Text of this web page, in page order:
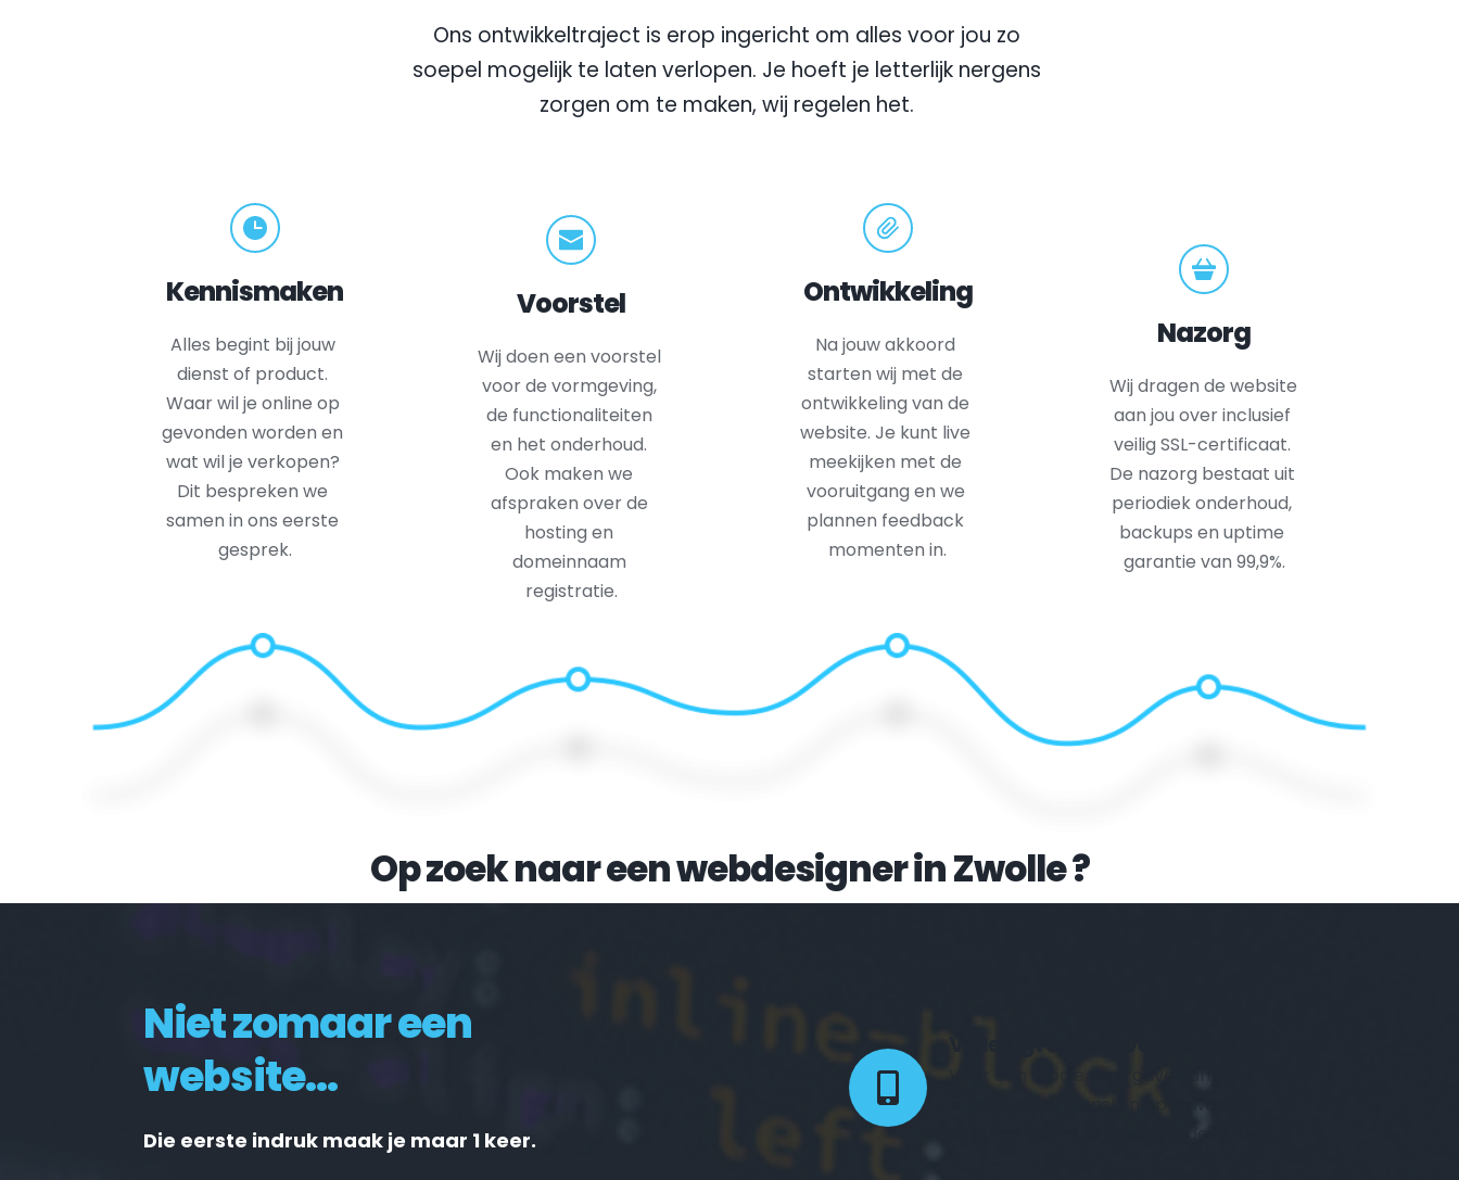
Ons ontwikkeltraject is erop ingericht om alles voor jou zo
soepel mogelijk te laten verlopen. Je hoeft je letterlijk nergens
zorgen om te maken, wij regelen het.
Kennismaken
Alles begint bij jouw
dienst of product.
Waar wil je online op
gevonden worden en
wat wil je verkopen?
Dit bespreken we
samen in ons eerste
gesprek.
Voorstel
Wij doen een voorstel
voor de vormgeving,
de functionaliteiten
en het onderhoud.
Ook maken we
afspraken over de
hosting en
domeinnaam
registratie.
Ontwikkeling
Na jouw akkoord
starten wij met de
ontwikkeling van de
website. Je kunt live
meekijken met de
vooruitgang en we
plannen feedback
momenten in.
Nazorg
Wij dragen de website
aan jou over inclusief
veilig SSL-certificaat.
De nazorg bestaat uit
periodiek onderhoud,
backups en uptime
garantie van 99,9%.
Op zoek naar een webdesigner in Zwolle ?
Niet zomaar een
website...
Die eerste indruk maak je maar 1 keer.
producten of diensten op zowel